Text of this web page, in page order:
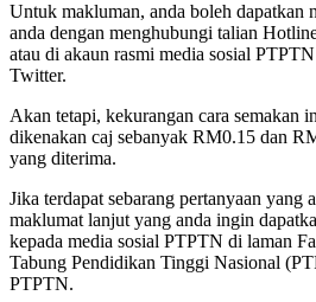
Untuk makluman, anda boleh dapatkan
anda dengan menghubungi talian
atau di akaun rasmi media sosial
Twitter.
Akan tetapi, kekurangan cara semakan
dikenakan caj sebanyak RM0.15 dan
yang diterima.
Jika terdapat sebarang pertanyaan yang
maklumat lanjut yang anda ingin
kepada media sosial PTPTN di laman
Tabung Pendidikan Tinggi Nasional
PTPTN.